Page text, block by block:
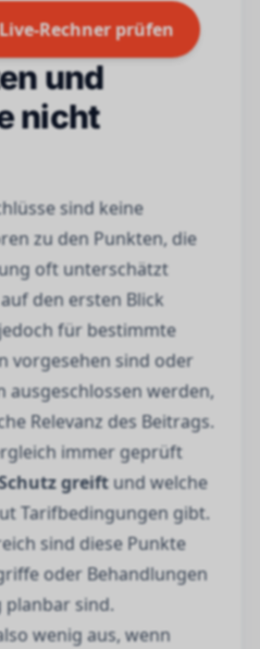
Rechner prüfen
und
nicht
sind keine
zu den Punkten, die
oft unterschätzt
den ersten Blick
für bestimmte
vorgesehen sind oder
ausgeschlossen werden,
Relevanz des Beitrags.
immer geprüft
greiftund welche
Tarifbedingungen gibt.
sind diese Punkte
oder Behandlungen
sind.
wenig aus, wenn